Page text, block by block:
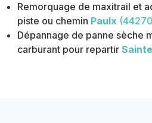
Remorquage de maxitrail et
piste ou chemin Paulx
Dépannage de panne sèche
carburant pour repartir